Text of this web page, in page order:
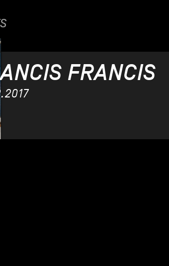
FRANCIS